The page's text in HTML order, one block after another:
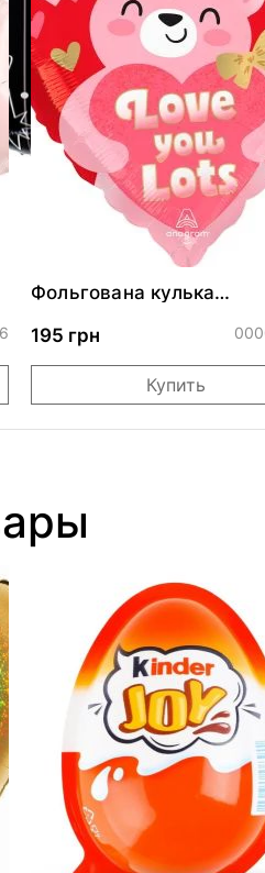
Фольгована кулька
обіймами"
195 грн
Купить